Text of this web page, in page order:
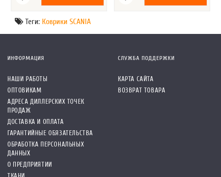
Теги: Коврики SCANIA
ИНФОРМАЦИЯ
НАШИ РАБОТЫ
ОПТОВИКАМ
АДРЕСА ДИЛЛЕРСКИХ ТОЧЕК
ПРОДАЖ
ДОСТАВКА И ОПЛАТА
ГАРАНТИЙНЫЕ ОБЯЗАТЕЛЬСТВА
ОБРАБОТКА ПЕРСОНАЛЬНЫХ
ДАННЫХ
О ПРЕДПРИЯТИИ
СЛУЖБА ПОДДЕРЖКИ
КАРТА САЙТА
ВОЗВРАТ ТОВАРА